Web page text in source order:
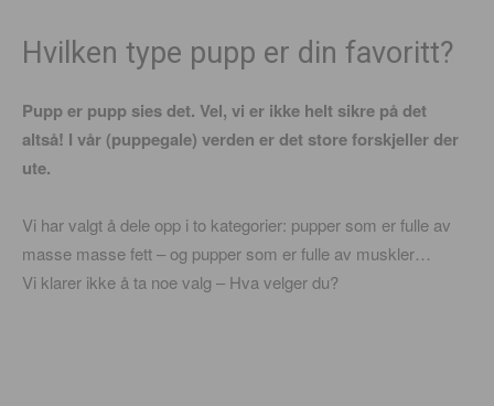
Hvilken type pupp er din favoritt?
Pupp er pupp sies det. Vel, vi er ikke helt sikre på det
altså! I vår (puppegale) verden er det store forskjeller der
ute.
Vi har valgt å dele opp i to kategorier: pupper som er fulle av
masse masse fett – og pupper som er fulle av muskler…
Vi klarer ikke å ta noe valg – Hva velger du?